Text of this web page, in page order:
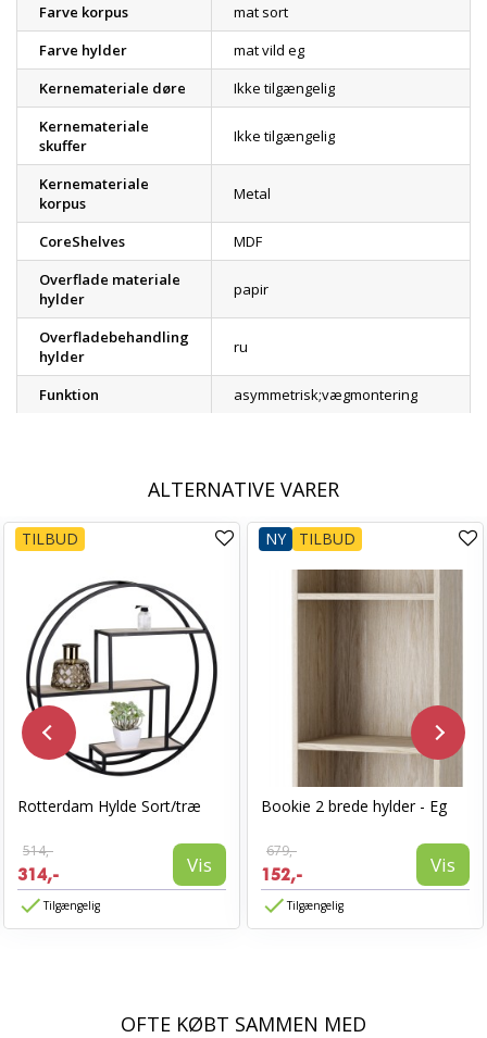
Farve korpus
mat sort
Farve hylder
mat vild eg
Kernemateriale døre
Ikke tilgængelig
Kernemateriale
skuffer
Ikke tilgængelig
Kernemateriale
korpus
Metal
CoreShelves
MDF
Overflade materiale
hylder
papir
Overfladebehandling
hylder
ru
Funktion asymmetrisk;vægmontering
ALTERNATIVE VARER
TILBUD
Rotterdam Hylde Sort/træ
514,-
314,- Vis
Tilgængelig
NY TILBUD
Bookie 2 brede hylder - Eg
679,-
152,- Vis
Tilgængelig
OFTE KØBT SAMMEN MED